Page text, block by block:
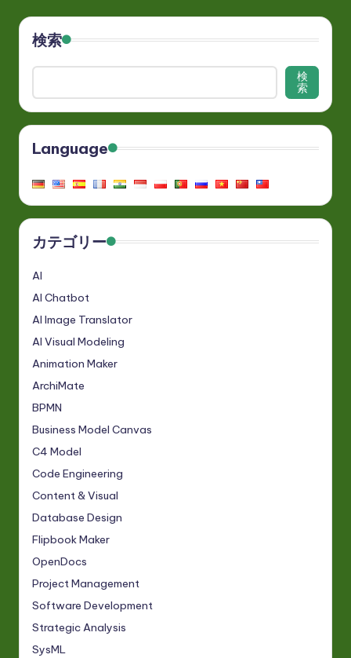
検索
検
索
Language
カテゴリー
AI
AI Chatbot
AI Image Translator
AI Visual Modeling
Animation Maker
ArchiMate
BPMN
Business Model Canvas
C4 Model
Code Engineering
Content & Visual
Database Design
Flipbook Maker
OpenDocs
Project Management
Software Development
Strategic Analysis
SysML